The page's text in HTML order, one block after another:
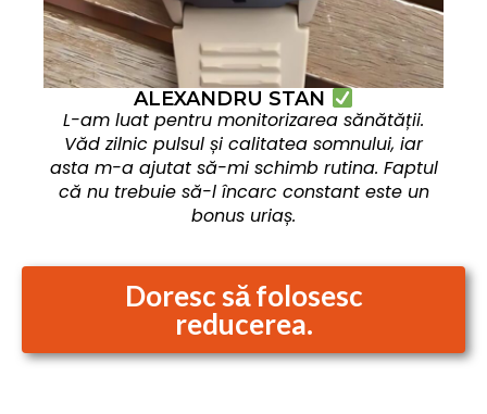
ALEXANDRU STAN
L-am luat pentru monitorizarea sănătății.
Văd zilnic pulsul și calitatea somnului, iar
asta m-a ajutat să-mi schimb rutina. Faptul
că nu trebuie să-l încarc constant este un
bonus uriaș.
Doresc să folosesc
reducerea.